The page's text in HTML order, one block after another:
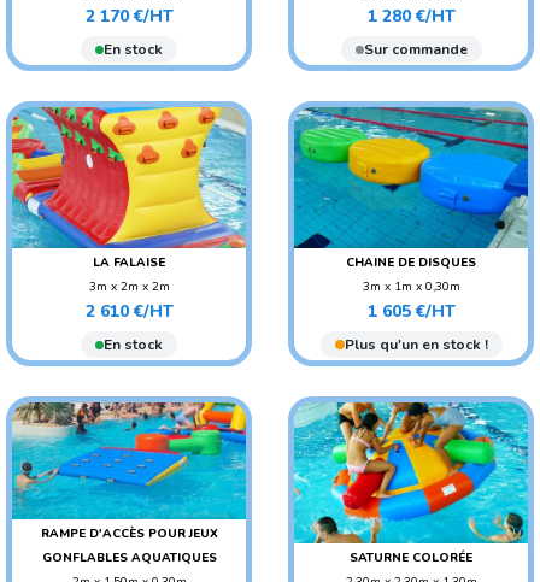
POIDS : 35 KG
AGE CONSEILLÉ : ENFANT
Prix
2 170 €/HT
En stock
POIDS : 20 KG
AGE CONSEILLÉ : ENFANT
Prix
1 280 €/HT
Sur commande
LA FALAISE
3m x 2m x 2m
POIDS : 65 KG
AGE CONSEILLÉ : ENFANT
Prix
2 610 €/HT
En stock
CHAINE DE DISQUES
3m x 1m x 0,30m
POIDS : 25 KG
AGE CONSEILLÉ : ENFANT
Prix
1 605 €/HT
Plus qu'un en stock !
RAMPE D'ACCÈS POUR JEUX
GONFLABLES AQUATIQUES
SATURNE COLORÉE